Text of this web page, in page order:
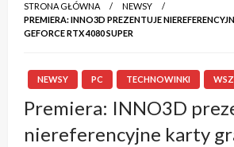
STRONA GŁÓWNA
NEWSY
PREMIERA: INNO3D PREZENTUJE
GEFORCE RTX 4080 SUPER
NEWSY PC TECHNOWINKI
Premiera: INNO3D
niereferencyjne karty